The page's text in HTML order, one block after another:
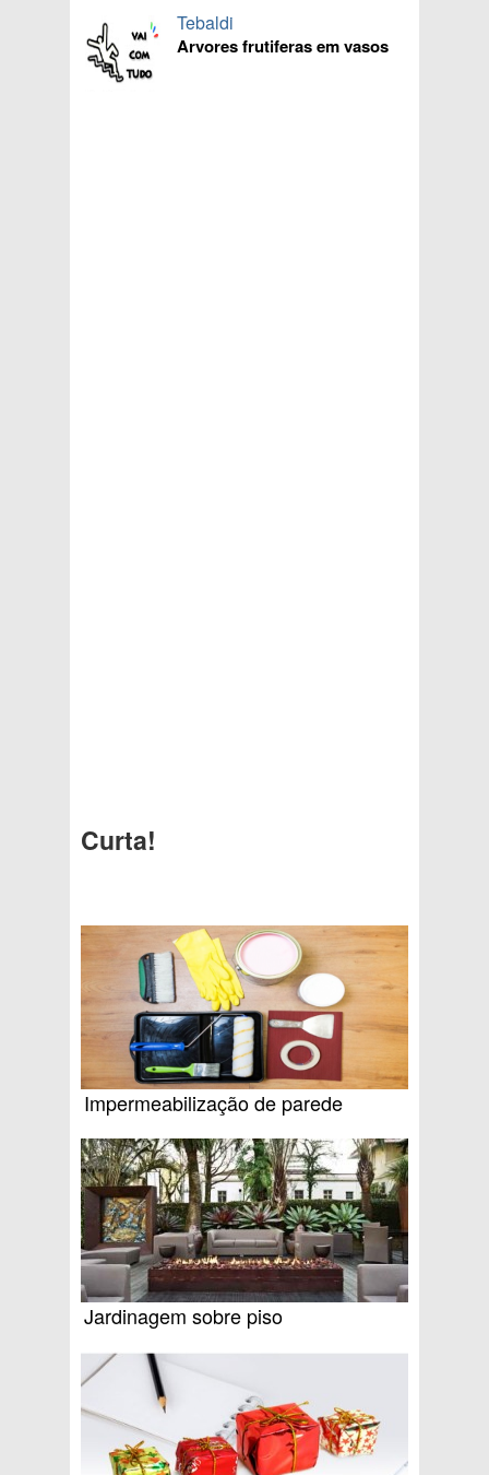
Tebaldi
Arvores frutiferas em vasos
Curta!
Impermeabilização de parede
Jardinagem sobre piso